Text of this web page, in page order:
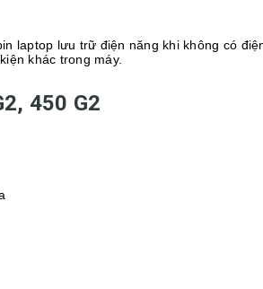
laptop lưu trữ điện năng khi không có
khác trong máy.
450 G2